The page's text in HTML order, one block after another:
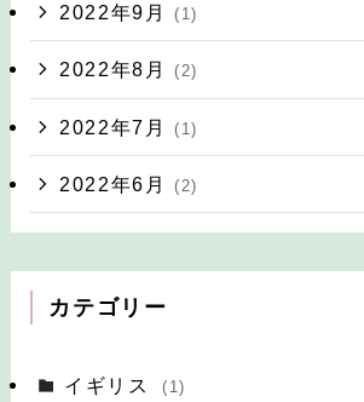
2022年9月 (1)
2022年8月 (2)
2022年7月 (1)
2022年6月 (2)
カテゴリー
イギリス (1)